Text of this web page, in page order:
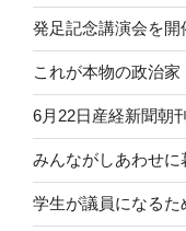
発足記念講演会を開
これが本物の政治家
6月22日産経新聞朝刊
みんながしあわせに
学生が議員になるた